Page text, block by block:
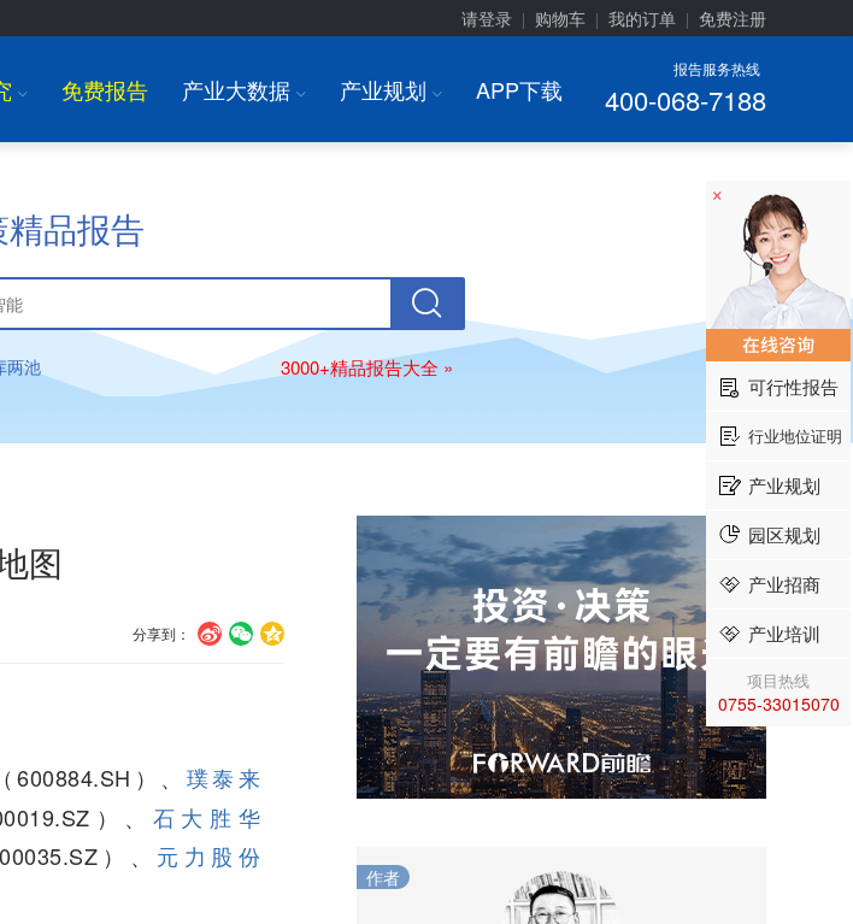
请登录 购物车 我的订单 免费注册
报告服务热线
400-068-7188
I 免费报告 产业大数据 I 产业规划 I APP下载
品报告
两池 3000+精品报告大全 »
图
U V c
分享到：
（600884.SH）、 璞泰来
）、 石大胜华
）、 元力股份
作者
×
可行性报告
行业地位证明
产业规划
园区规划
产业招商
产业培训
项目热线
0755-33015070